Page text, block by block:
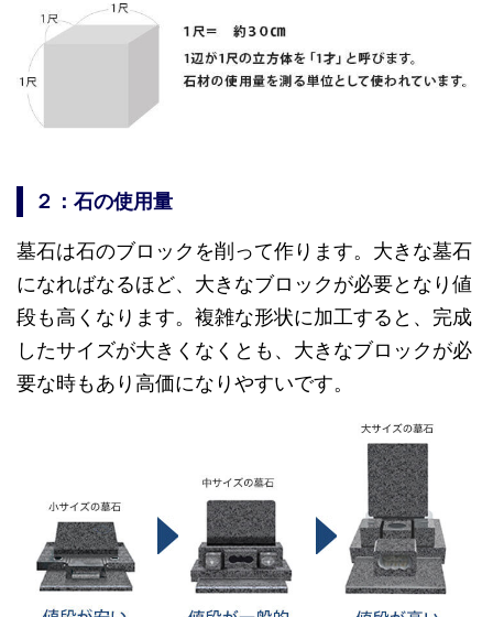
２：石の使用量
墓石は石のブロックを削って作ります。大きな墓石
になればなるほど、大きなブロックが必要となり値
段も高くなります。複雑な形状に加工すると、完成
したサイズが大きくなくとも、大きなブロックが必
要な時もあり高価になりやすいです。